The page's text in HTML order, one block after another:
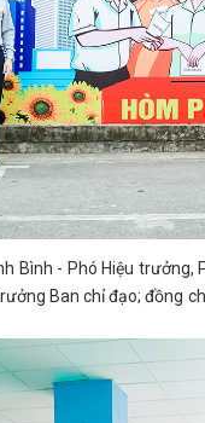
Bình - Phó Hiệu
Ban chỉ đạo; đồng